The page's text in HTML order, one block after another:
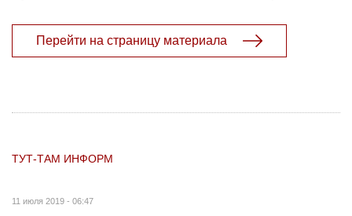
Перейти на страницу материала
ТУТ-ТАМ ИНФОРМ
11 июля 2019 - 06:47